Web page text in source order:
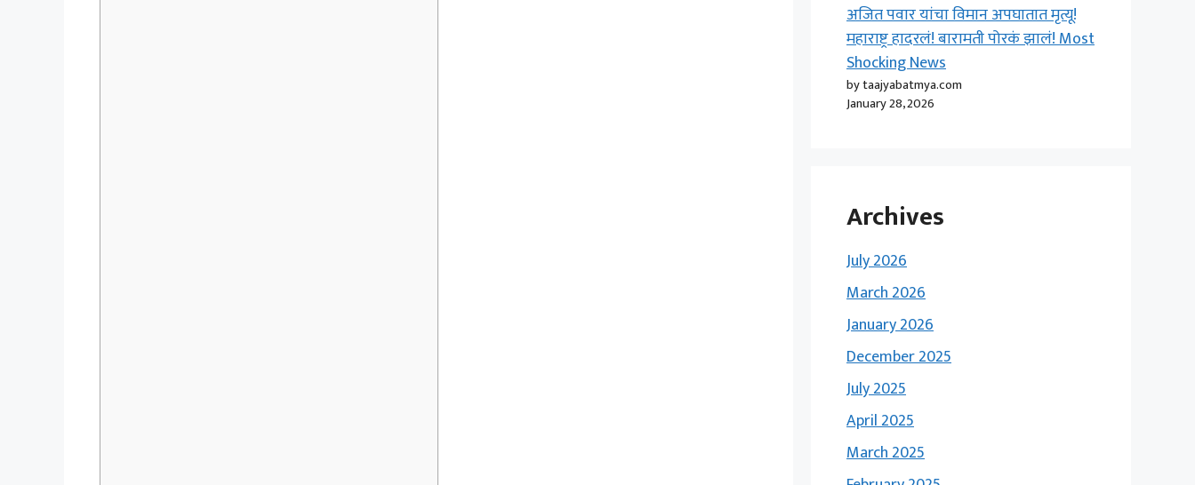
अजित पवार यांचा विमान अपघातात मृत्यू!
महाराष्ट्र हादरलं! बारामती पोरकं झालं! Most
Shocking News
by taajyabatmya.com
January 28, 2026
Archives
July 2026
March 2026
January 2026
December 2025
July 2025
April 2025
March 2025